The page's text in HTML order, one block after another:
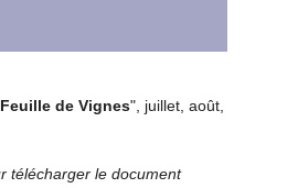
Feuille de Vignes", juillet, août,
télécharger le document